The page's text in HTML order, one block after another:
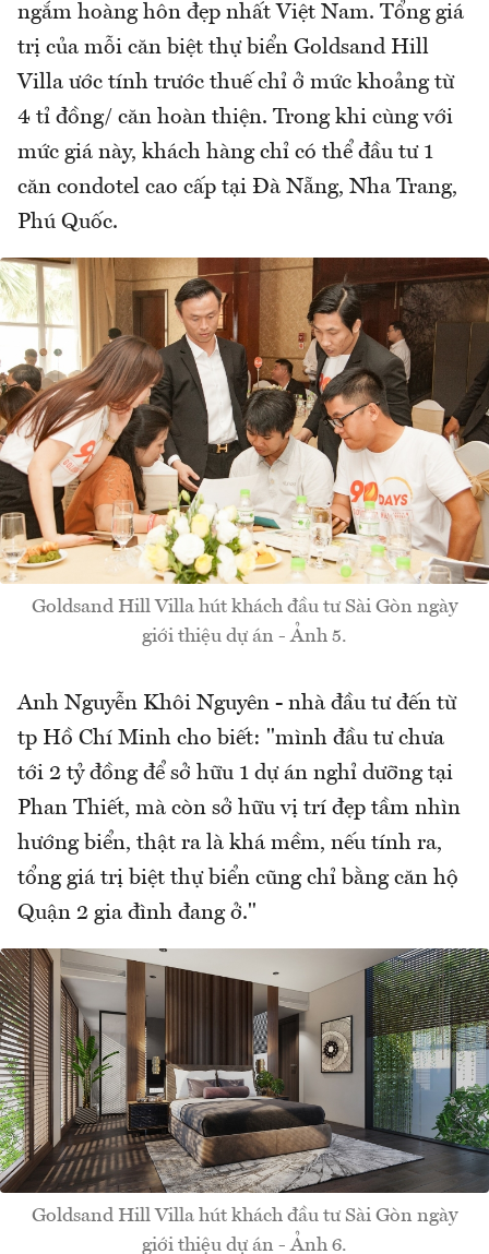
ngắm hoàng hôn đẹp nhất Việt Nam. Tổng giá
trị của mỗi căn biệt thự biển Goldsand Hill
Villa ước tính trước thuế chỉ ở mức khoảng từ
4 tỉ đồng/ căn hoàn thiện. Trong khi cùng với
mức giá này, khách hàng chỉ có thể đầu tư 1
căn condotel cao cấp tại Đà Nẵng, Nha Trang,
Phú Quốc.
Goldsand Hill Villa hút khách đầu tư Sài Gòn ngày
giới thiệu dự án - Ảnh 5.
Anh Nguyễn Khôi Nguyên - nhà đầu tư đến từ
tp Hồ Chí Minh cho biết: "mình đầu tư chưa
tới 2 tỷ đồng để sở hữu 1 dự án nghỉ dưỡng tại
Phan Thiết, mà còn sở hữu vị trí đẹp tầm nhìn
hướng biển, thật ra là khá mềm, nếu tính ra,
tổng giá trị biệt thự biển cũng chỉ bằng căn hộ
Quận 2 gia đình đang ở."
Goldsand Hill Villa hút khách đầu tư Sài Gòn ngày
giới thiệu dự án - Ảnh 6.